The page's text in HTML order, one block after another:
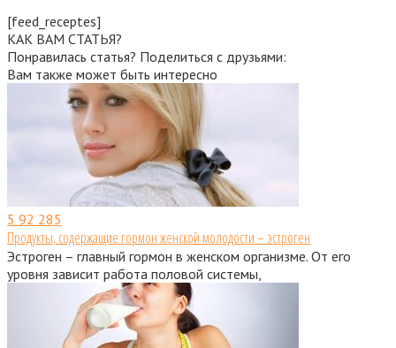
[feed_receptes]
КАК ВАМ СТАТЬЯ?
Понравилась статья? Поделиться с друзьями:
Вам также может быть интересно
5 92 285
Продукты, содержащие гормон женской молодости – эстроген
Эстроген – главный гормон в женском организме. От его
уровня зависит работа половой системы,